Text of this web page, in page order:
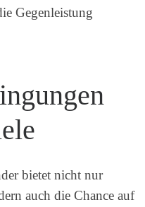
Gegenleistung
bietet nicht nur
auch die Chance auf